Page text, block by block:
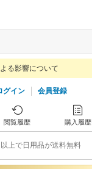
る影響について
グイン 会員登録
閲覧履歴 購入履歴
上で日用品が送料無料